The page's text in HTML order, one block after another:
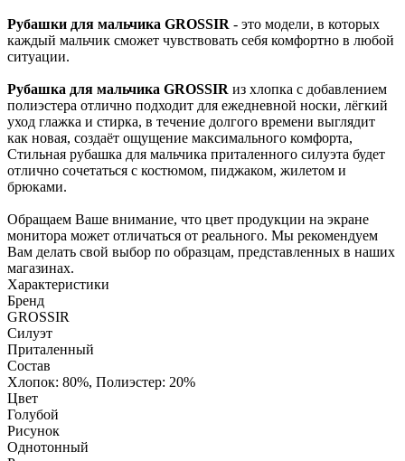
Рубашки для мальчика GROSSIR - это модели, в которых
каждый мальчик сможет чувствовать себя комфортно в любой
ситуации.
Рубашка для мальчика GROSSIR из хлопка с добавлением
полиэстера отлично подходит для ежедневной носки, лёгкий
уход глажка и стирка, в течение долгого времени выглядит
как новая, создаёт ощущение максимального комфорта,
Стильная рубашка для мальчика приталенного силуэта будет
отлично сочетаться с костюмом, пиджаком, жилетом и
брюками.
Обращаем Ваше внимание, что цвет продукции на экране
монитора может отличаться от реального. Мы рекомендуем
Вам делать свой выбор по образцам, представленных в наших
магазинах.
Характеристики
Бренд
GROSSIR
Силуэт
Приталенный
Состав
Хлопок: 80%, Полиэстер: 20%
Цвет
Голубой
Рисунок
Однотонный